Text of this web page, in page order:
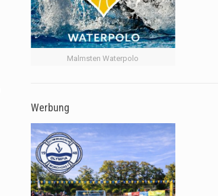
Malmsten Waterpolo
Werbung